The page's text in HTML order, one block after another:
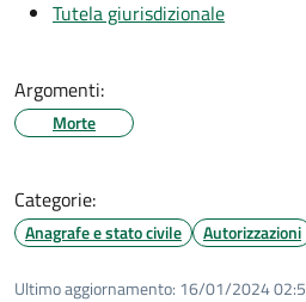
Tutela giurisdizionale
Argomenti:
Morte
Categorie:
Anagrafe e stato civile Autorizzazioni
Ultimo aggiornamento: 16/01/2024